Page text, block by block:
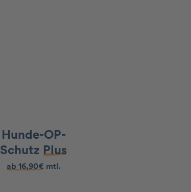
Hunde-OP-
Schutz Plus
ab 16,90€mtl.